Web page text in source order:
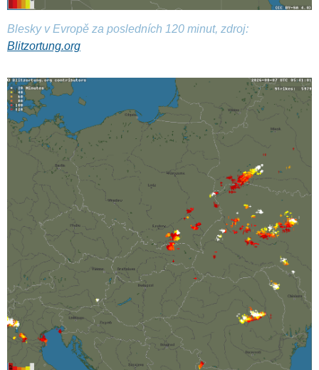
Blesky v Evropě za posledních 120 minut, zdroj:
Blitzortung.org